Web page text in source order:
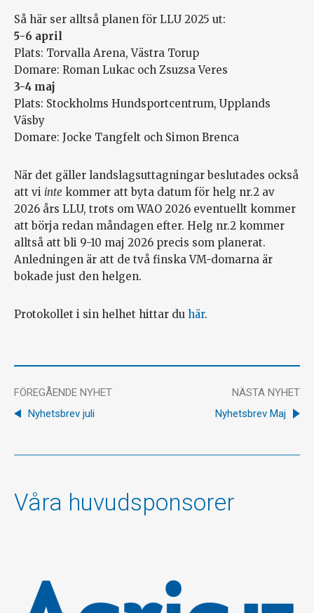
Så här ser alltså planen för LLU 2025 ut:
5-6 april
Plats: Torvalla Arena, Västra Torup
Domare: Roman Lukac och Zsuzsa Veres
3-4 maj
Plats: Stockholms Hundsportcentrum, Upplands
Väsby
Domare: Jocke Tangfelt och Simon Brenca
När det gäller landslagsuttagningar beslutades också
att vi inte kommer att byta datum för helg nr.2 av
2026 års LLU, trots om WAO 2026 eventuellt kommer
att börja redan måndagen efter. Helg nr.2 kommer
alltså att bli 9-10 maj 2026 precis som planerat.
Anledningen är att de två finska VM-domarna är
bokade just den helgen.
Protokollet i sin helhet hittar du här.
FÖREGÅENDE NYHET
Nyhetsbrev juli
NÄSTA NYHET
Nyhetsbrev Maj
Våra huvudsponsorer